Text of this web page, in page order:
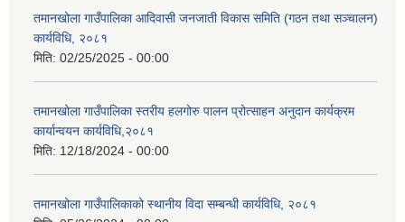
तमानखोला गाउँपालिका आदिवासी जनजाती विकास समिति (गठन तथा सञ्चालन)
कार्यविधि, २०८१
मिति: 02/25/2025 - 00:00
तमानखोला गाउँपालिका स्तरीय हलगोरु पालन प्रोत्साहन अनुदान कार्यक्रम
कार्यान्वयन कार्यविधि,२०८१
मिति: 12/18/2024 - 00:00
तमानखोला गाउँपालिकाको स्थानीय विदा सम्बन्धी कार्यविधि, २०८१